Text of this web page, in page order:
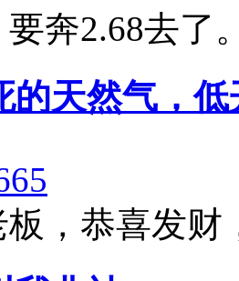
奔2.68去了
的天然气，
，恭喜发财